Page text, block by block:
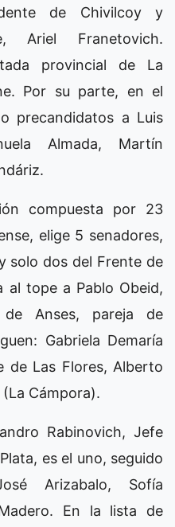
de Chivilcoy y
Ariel Franetovich.
provincial de La
Por su parte, en el
precandidatos a Luis
Almada, Martín
compuesta por 23
elige 5 senadores,
solo dos del Frente de
al tope a Pablo Obeid,
Anses, pareja de
Gabriela Demaría
de Las Flores, Alberto
Cámpora).
Rabinovich, Jefe
es el uno, seguido
Arizabalo, Sofía
En la lista de